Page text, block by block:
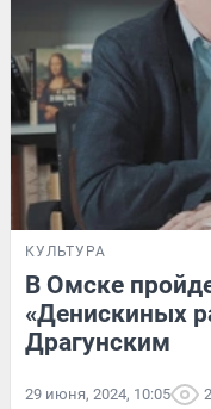
КУЛЬТУРА
В Омске
«Денискиных
Драгунским
29 июня, 2024, 10:05